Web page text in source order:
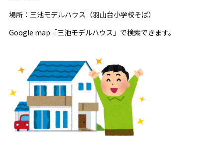
場所：三池モデルハウス（羽山台小学校そば）
Google map「三池モデルハウス」で検索できます。